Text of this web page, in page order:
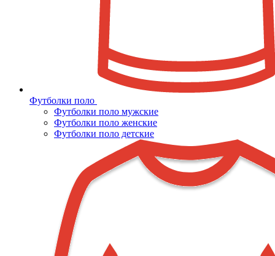
Футболки поло
Футболки поло мужские
Футболки поло женские
Футболки поло детские